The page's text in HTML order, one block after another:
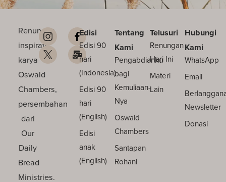
Renungan
inspiratif
karya
Oswald
Chambers,
persembahan
dari
Our
Daily
Bread
Ministries.
Edisi
Edisi 90
hari
(Indonesia)
Edisi 90
hari
(English)
Edisi
anak
(English)
Tentang
Kami
Pengabdianku
bagi
Kemuliaan-
Nya
Oswald
Chambers
Santapan
Rohani
Telusuri
Renungan
Hari Ini
Materi
Lain
Hubungi
Kami
WhatsApp
Email
Newsletter
Donasi